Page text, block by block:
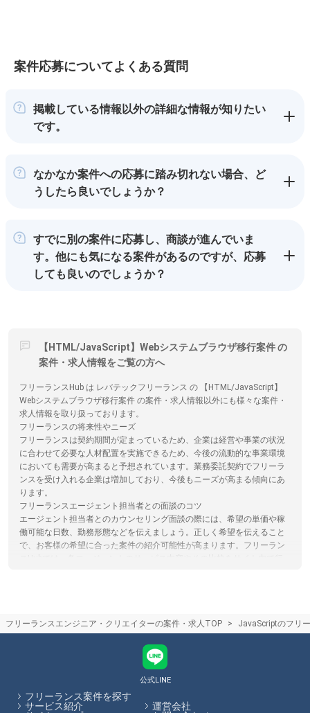
案件応募についてよくある質問
掲載している情報以外の詳細な情報が知りたい
です。
なかなか案件への応募に踏み切れない場合、ど
うしたら良いでしょうか？
すでに別の案件に応募し、商談が進んでいま
す。他にも気になる案件があるのですが、応募
しても良いのでしょうか？
【HTML/JavaScript】Webシステムブラウザ移行案件 の
案件・求人情報をご覧の方へ
フリーランスHub は レバテックフリーランス の 【HTML/JavaScript】
Webシステムブラウザ移行案件 の案件・求人情報以外にも様々な案件・
求人情報を取り扱っております。
フリーランスの将来性やニーズ
フリーランスは契約期間が定まっているため、企業は経営や事業の状況
に合わせて必要な人材配置を実施できるため、今後の流動的な事業環境
においても需要が高まると予想されています。業務委託契約でフリーラ
ンスを受け入れる企業は増加しており、今後もニーズが高まる傾向にあ
ります。
フリーランスエージェント担当者との面談のコツ
エージェント担当者とのカウンセリング面談の際には、希望の単価や稼
働可能な日数、勤務形態などを伝えましょう。正しく希望を伝えること
で、お客様の希望に合った案件の紹介可能性が高まります。フリーラン
グを行い、仲介手数料を受け取ることで収益としているサービスです。
なります。フリーランスHubでは各エージェントのサービス内容の比較
をサイト内で行うことができます。
フリーランスHubはお客様のフリーランス案件探しを最大限サポートし
ていきます。
フリーランスエンジニア・クリエイターの案件・求人TOP JavaScriptのフリ
公式LINE
フリーランス案件を探す
サービス紹介
運営会社